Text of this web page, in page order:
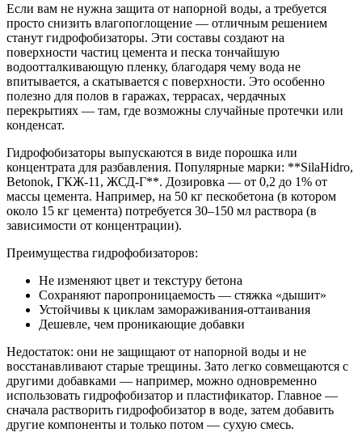
Если вам не нужна защита от напорной воды, а требуется
просто снизить влагопоглощение — отличным решением
станут гидрофобизаторы. Эти составы создают на
поверхности частиц цемента и песка тончайшую
водоотталкивающую пленку, благодаря чему вода не
впитывается, а скатывается с поверхности. Это особенно
полезно для полов в гаражах, террасах, чердачных
перекрытиях — там, где возможны случайные протечки или
конденсат.
Гидрофобизаторы выпускаются в виде порошка или
концентрата для разбавления. Популярные марки: **SilaHidro,
Betonok, ГКЖ-11, ЖСД-Г**. Дозировка — от 0,2 до 1% от
массы цемента. Например, на 50 кг пескобетона (в котором
около 15 кг цемента) потребуется 30–150 мл раствора (в
зависимости от концентрации).
Преимущества гидрофобизаторов:
Не изменяют цвет и текстуру бетона
Сохраняют паропроницаемость — стяжка «дышит»
Устойчивы к циклам замораживания-оттаивания
Дешевле, чем проникающие добавки
Недостаток: они не защищают от напорной воды и не
восстанавливают старые трещины. Зато легко совмещаются с
другими добавками — например, можно одновременно
использовать гидрофобизатор и пластификатор. Главное —
сначала растворить гидрофобизатор в воде, затем добавить
другие компоненты и только потом — сухую смесь.